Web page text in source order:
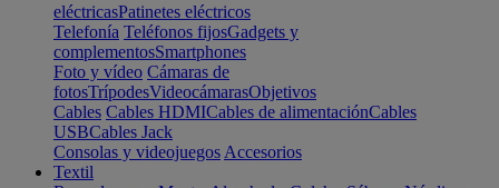
eléctricasPatinetes eléctricos
Telefonía Teléfonos fijosGadgets y
complementosSmartphones
Foto y vídeo Cámaras de
fotosTrípodesVideocámarasObjetivos
Cables Cables HDMICables de alimentaciónCables
USBCables Jack
Consolas y videojuegos Accesorios
Textil